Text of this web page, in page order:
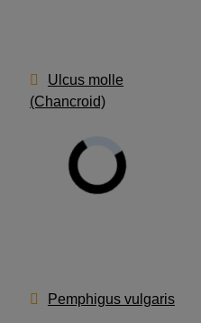
Ulcus molle
(Chancroid)
Pemphigus vulgaris